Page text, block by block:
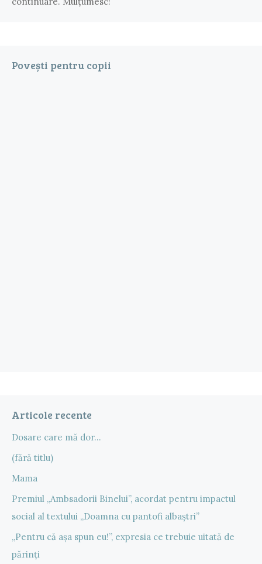
Povești pentru copii
Articole recente
Dosare care mă dor…
(fără titlu)
Mama
Premiul „Ambsadorii Binelui”, acordat pentru impactul
social al textului „Doamna cu pantofi albaștri”
„Pentru că așa spun eu!”, expresia ce trebuie uitată de
părinți